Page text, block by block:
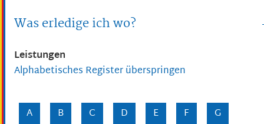
Was erledige ich wo?
Leistungen
Alphabetisches Register überspringen
A B C D E F
G